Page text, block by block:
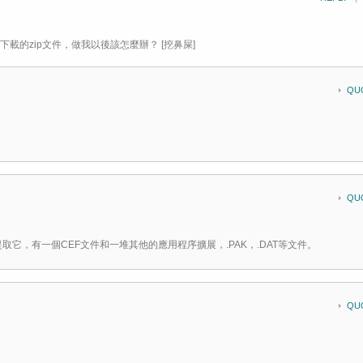
載的zip文件，做我以後該怎麼辦？ [挖鼻屎]
它，有一個CEF文件和一堆其他的應用程序擴展，.PAK，.DAT等文件。